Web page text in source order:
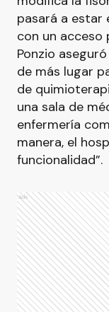
pasará a estar
con un acceso
Ponzio
de más lugar
de
una sala de
enfermería
manera, el
funcionalidad”.
Ads